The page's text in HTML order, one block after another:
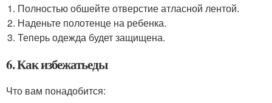
Полностью обшейте отверстие атласной лентой.
Наденьте полотенце на ребенка.
Теперь одежда будет защищена.
6. Как избежатьеды
Что вам понадобится: